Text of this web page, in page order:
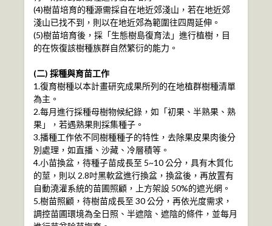
(4)樹苗培育的種源需採自在地近郊淺山，若在地近郊
淺山已找不到，則以在地近郊為範圍往四周延伸。
(5)樹苗培育後，採「生態樹島復育法」進行植樹，目
的在恢復該樹種族群自然繁衍的能力。
(二) 採種與育苗工作
1.復育樹種以本計畫研究成果所列的在地植群樹種清單
為主。
2.每月進行採種母樹物候紀錄，如「初果、半熟果、熟
果」，若遇熟果則採集種子。
3.播種工作依不同樹種種子的特性，去除果皮果肉後分
別處理，如直播、沙藏、冷層積等。
4.小苗換盆，待種子苗成長至 5~10 公分，具有木質化
的莖，則以 2.8吋黑軟盆進行換盆，換盆後，再放置有
自動澆灌系統的苗圃照顧，上方架設 50%的遮光網。
5.樹苗照顧，待樹苗成長至 30 公分，再依光度需求，
調控苗圃環境為全日照、半遮陰、遮陰的條件，並每月